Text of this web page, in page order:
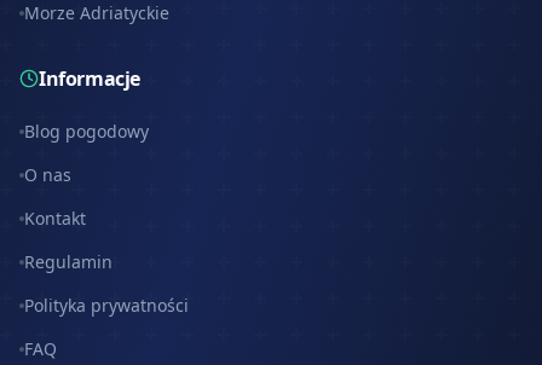
Morze Adriatyckie
Informacje
Blog pogodowy
O nas
Kontakt
Regulamin
Polityka prywatności
FAQ